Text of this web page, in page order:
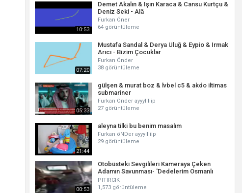
10:53
Demet Akalın & Işın Karaca & Cansu Kurtçu &
Deniz Seki - Alâ
Furkan Öner
64 görüntüleme
07:20
Mustafa Sandal & Derya Uluğ & Eypio & Irmak
Arıcı - Bizim Çocuklar
Furkan Önder
38 görüntüleme
05:33
gülşen & murat boz & lvbel c5 & akdo iltimas
submariner
Furkan Önder ayyyllliip
27 görüntüleme
21:44
aleyna tilki bu benim masalım
Furkan öNDer ayyyllliip
29 görüntüleme
00:53
Otobüsteki Sevgilileri Kameraya Çeken
Adamın Savunması- 'Dedelerim Osmanlı
Benim'
PITIRCIK
1,573 görüntüleme